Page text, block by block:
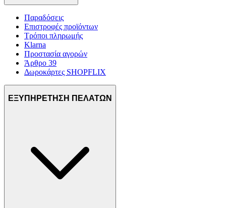
Παραδόσεις
Επιστροφές προϊόντων
Τρόποι πληρωμής
Klarna
Προστασία αγορών
Άρθρο 39
Δωροκάρτες SHOPFLIX
ΕΞΥΠΗΡΕΤΗΣΗ ΠΕΛΑΤΩΝ